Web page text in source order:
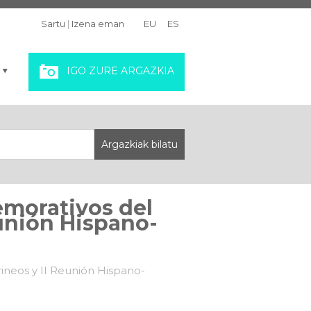
Sartu | Izena eman EU ES
IGO ZURE ARGAZKIA
del
Hispano-